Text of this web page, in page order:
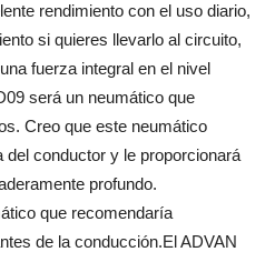
rendimiento con el uso diario,
si quieres llevarlo al circuito,
fuerza integral en el nivel
será un neumático que
Creo que este neumático
del conductor y le proporcionará
profundo.
que recomendaría
de la conducción.El ADVAN